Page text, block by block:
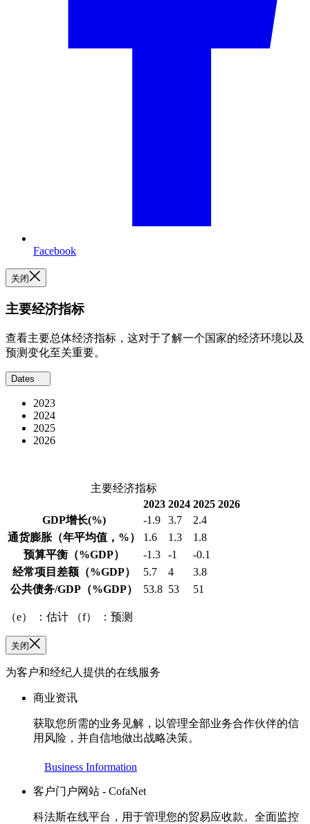
Facebook
关闭
主要经济指标
查看主要总体经济指标，这对于了解一个国家的经济环境以及
预测变化至关重要。
Dates
2023
2024
2025
2026
主要经济指标
2023 2024 2025 2026
GDP增长(%) -1.9 3.7
2.4
通货膨胀（年平均值，%） 1.6 1.3
1.8
预算平衡 （%GDP） -1.3 -1
-0.1
经常项目差额 （%GDP） 5.7 4
3.8
公共债务/GDP （%GDP） 53.8 53 51
（e） ：估计 （f） ：预测
关闭
为客户和经纪人提供的在线服务
商业资讯
获取您所需的业务见解，以管理全部业务合作伙伴的信
用风险，并自信地做出战略决策。
Business Information
客户门户网站 - CofaNet
科法斯在线平台，用于管理您的贸易应收款。全面监控